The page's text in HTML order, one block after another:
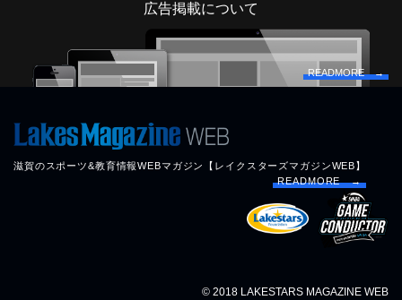
広告掲載について
READMORE →
滋賀のスポーツ&教育情報WEBマガジン【レイクスターズマガジンWEB】
READMORE →
© 2018 LAKESTARS MAGAZINE WEB